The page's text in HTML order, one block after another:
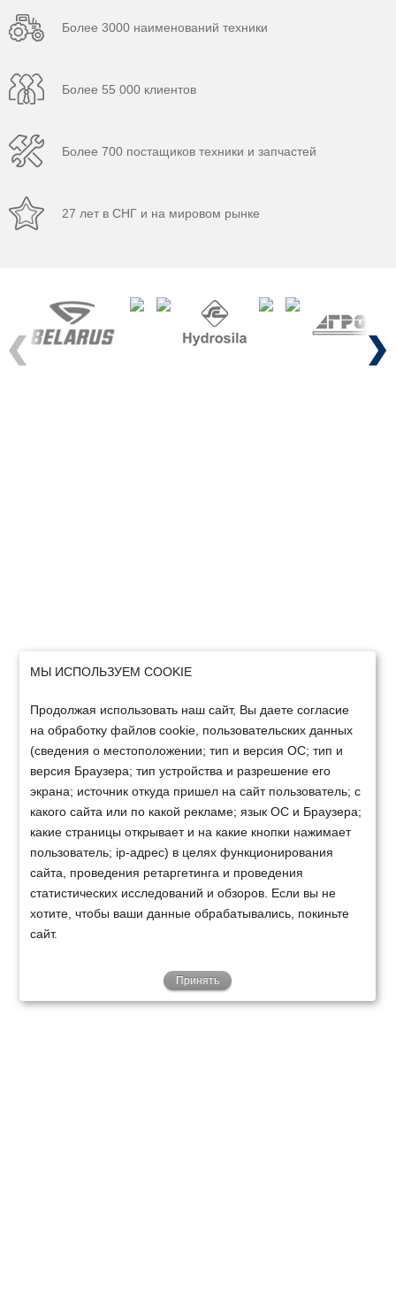
Более 3000 наименований техники
Более 55 000 клиентов
Более 700 постащиков техники и запчастей
27 лет в СНГ и на мировом рынке
Previous Next
МЫ ИСПОЛЬЗУЕМ COOKIE
Продолжая использовать наш сайт, Вы даете согласие
на обработку файлов cookie, пользовательских данных
(сведения о местоположении; тип и версия ОС; тип и
версия Браузера; тип устройства и разрешение его
экрана; источник откуда пришел на сайт пользователь; с
какого сайта или по какой рекламе; язык ОС и Браузера;
какие страницы открывает и на какие кнопки нажимает
пользователь; ip-адрес) в целях функционирования
сайта, проведения ретаргетинга и проведения
статистических исследований и обзоров. Если вы не
хотите, чтобы ваши данные обрабатывались, покиньте
сайт.
Принять